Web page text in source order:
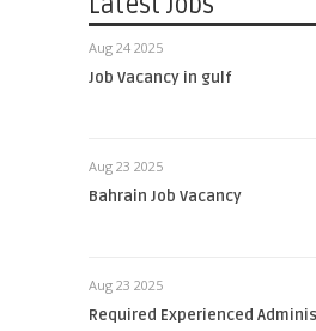
Aug 24 2025
Job Vacancy in gulf
Aug 23 2025
Bahrain Job Vacancy
Aug 23 2025
Required Experienced